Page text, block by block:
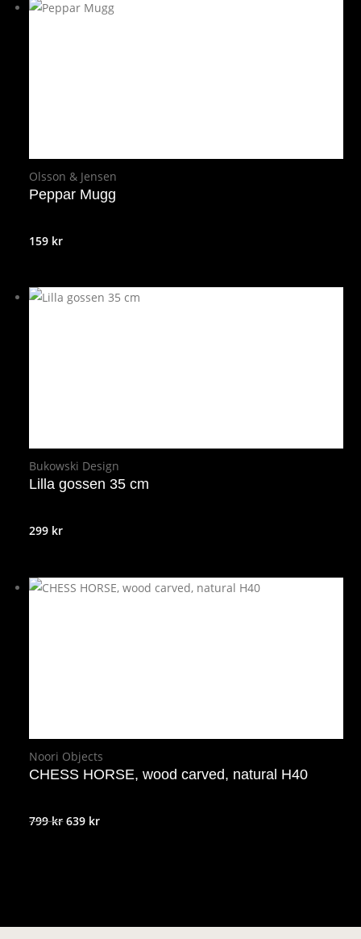
var: är:
Olsson & Jensen
Peppar Mugg
159 kr
Bukowski Design
Lilla gossen 35 cm
299 kr
Noori Objects
CHESS HORSE, wood carved, natural H40
799krDet
639 krDet